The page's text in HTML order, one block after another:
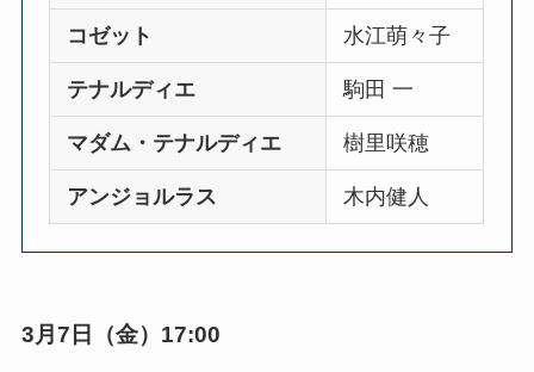
コゼット 水江萌々子
テナルディエ 駒田 一
マダム・テナルディエ 樹里咲穂
アンジョルラス 木内健人
3月7日（金）17:00